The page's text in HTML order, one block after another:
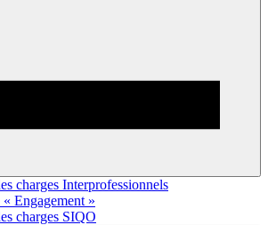
charges Interprofessionnels
Engagement »
charges SIQO